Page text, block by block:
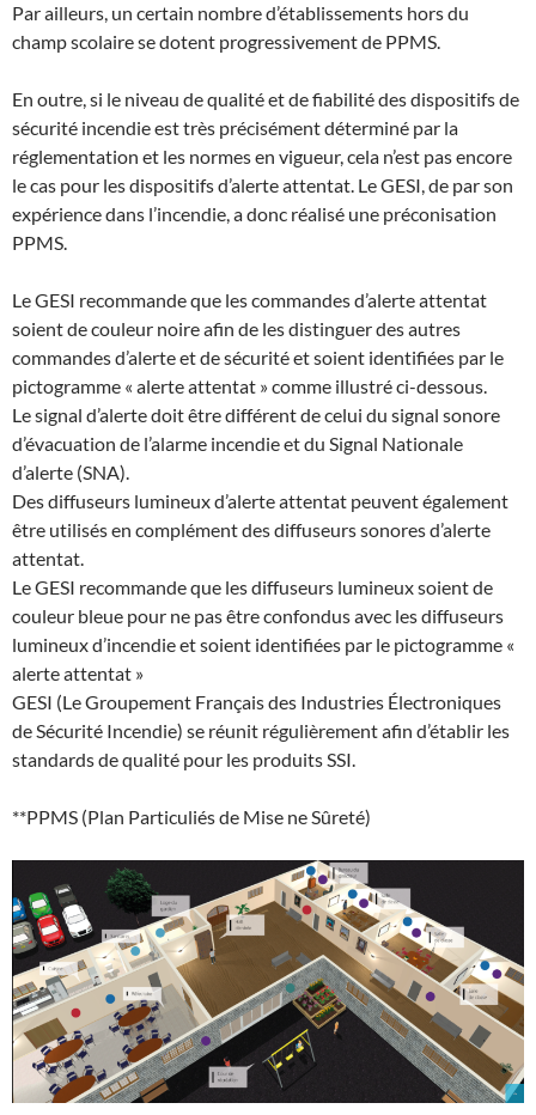
Par ailleurs, un certain nombre d’établissements hors du
champ scolaire se dotent progressivement de PPMS.
En outre, si le niveau de qualité et de fiabilité des dispositifs de
sécurité incendie est très précisément déterminé par la
réglementation et les normes en vigueur, cela n’est pas encore
le cas pour les dispositifs d’alerte attentat. Le GESI, de par son
expérience dans l’incendie, a donc réalisé une préconisation
PPMS.
Le GESI recommande que les commandes d’alerte attentat
soient de couleur noire afin de les distinguer des autres
commandes d’alerte et de sécurité et soient identifiées par le
pictogramme « alerte attentat » comme illustré ci-dessous.
Le signal d’alerte doit être différent de celui du signal sonore
d’évacuation de l’alarme incendie et du Signal Nationale
d’alerte (SNA).
Des diffuseurs lumineux d’alerte attentat peuvent également
être utilisés en complément des diffuseurs sonores d’alerte
attentat.
Le GESI recommande que les diffuseurs lumineux soient de
couleur bleue pour ne pas être confondus avec les diffuseurs
lumineux d’incendie et soient identifiées par le pictogramme «
alerte attentat »
GESI (Le Groupement Français des Industries Électroniques
de Sécurité Incendie) se réunit régulièrement afin d’établir les
standards de qualité pour les produits SSI.
**PPMS (Plan Particuliés de Mise ne Sûreté)